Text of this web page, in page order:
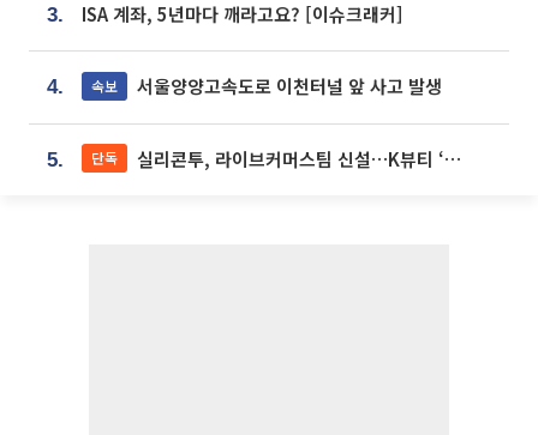
3. ISA 계좌, 5년마다 깨라고요? [이슈크래커]
4. 속보 서울양양고속도로 이천터널 앞 사고 발생
5. 단독 실리콘투, 라이브커머스팀 신설…K뷰티 ‘글로벌 판매망’ 확대[K뷰티 라방戰]